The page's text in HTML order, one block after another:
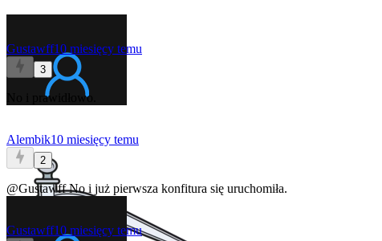
Gustawff10 miesięcy temu
3
No i prawidłowo.
Alembik10 miesięcy temu
2
@GustawffNo i już pierwsza konfitura się uruchomiła.
Gustawff10 miesięcy temu